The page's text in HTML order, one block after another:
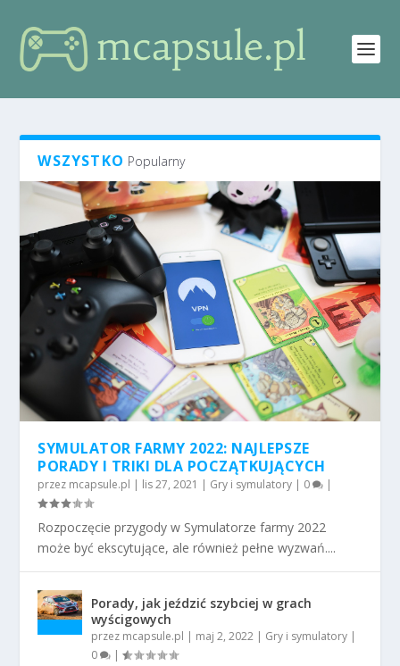
WSZYSTKO Popularny
SYMULATOR FARMY 2022: NAJLEPSZE
PORADY I TRIKI DLA POCZĄTKUJĄCYCH
przez mcapsule.pl | lis 27, 2021 | Gry i symulatory | 0 |
Rozpoczęcie przygody w Symulatorze farmy 2022
może być ekscytujące, ale również pełne wyzwań....
Porady, jak jeździć szybciej w grach
wyścigowych
przez mcapsule.pl | maj 2, 2022 | Gry i symulatory |
0
|